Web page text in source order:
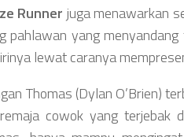
Runner juga menawarkan
pahlawan yang
lewat caranya
Thomas (Dylan O’Brien)
cowok yang terjebak